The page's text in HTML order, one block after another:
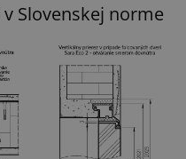
Slovenskej norme